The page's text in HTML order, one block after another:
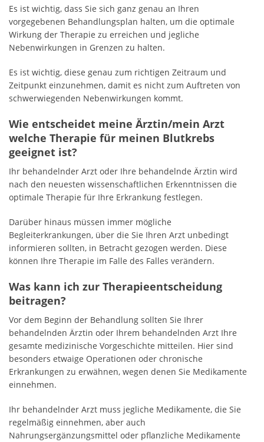
Es ist wichtig, dass Sie sich ganz genau an Ihren
vorgegebenen Behandlungsplan halten, um die optimale
Wirkung der Therapie zu erreichen und jegliche
Nebenwirkungen in Grenzen zu halten.
Es ist wichtig, diese genau zum richtigen Zeitraum und
Zeitpunkt einzunehmen, damit es nicht zum Auftreten von
schwerwiegenden Nebenwirkungen kommt.
Wie entscheidet meine Ärztin/mein Arzt
welche Therapie für meinen Blutkrebs
geeignet ist?
Ihr behandelnder Arzt oder Ihre behandelnde Ärztin wird
nach den neuesten wissenschaftlichen Erkenntnissen die
optimale Therapie für Ihre Erkrankung festlegen.
Darüber hinaus müssen immer mögliche
Begleiterkrankungen, über die Sie Ihren Arzt unbedingt
informieren sollten, in Betracht gezogen werden. Diese
können Ihre Therapie im Falle des Falles verändern.
Was kann ich zur Therapieentscheidung
beitragen?
Vor dem Beginn der Behandlung sollten Sie Ihrer
behandelnden Ärztin oder Ihrem behandelnden Arzt Ihre
gesamte medizinische Vorgeschichte mitteilen. Hier sind
besonders etwaige Operationen oder chronische
Erkrankungen zu erwähnen, wegen denen Sie Medikamente
einnehmen.
Ihr behandelnder Arzt muss jegliche Medikamente, die Sie
regelmäßig einnehmen, aber auch
Nahrungsergänzungsmittel oder pflanzliche Medikamente